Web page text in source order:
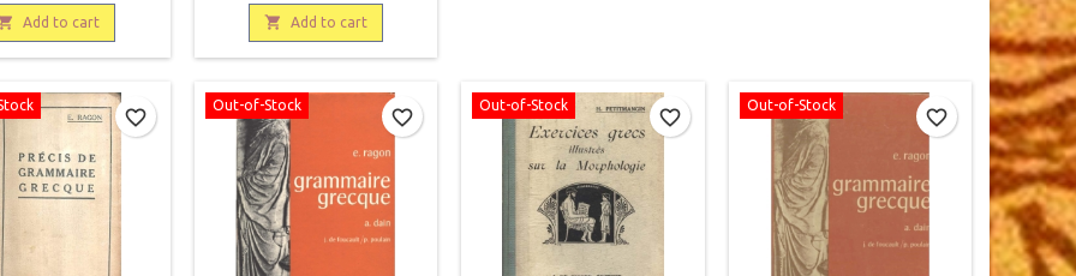
toilé bordeaux, plats
illustrés, tampon
sur le plat recto.
Add to cart
manière uniforme.
 Add to cart
favorite_border
Out-of-Stock
favorite_border
Out-of-Stock
favorite_border
Out-of-Stock
favorite_border